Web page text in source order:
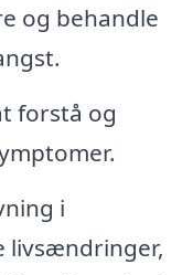
og behandle
forstå og
i
livsændringer,